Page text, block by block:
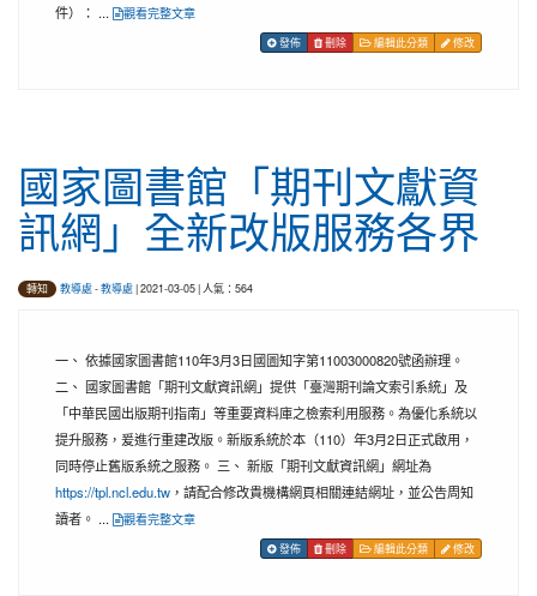
件）： ...
觀看完整文章
發佈 刪除 編輯此分類 修改
國家圖書館「期刊文獻資
訊網」全新改版服務各界
轉知 教導處-教導處| 2021-03-05 | 人氣：564
一、 依據國家圖書館110年3月3日國圖知字第11003000820號函辦理。
二、 國家圖書館「期刊文獻資訊網」提供「臺灣期刊論文索引系統」及
「中華民國出版期刊指南」等重要資料庫之檢索利用服務。為優化系統以
提升服務，爰進行重建改版。新版系統於本（110）年3月2日正式啟用，
同時停止舊版系統之服務。 三、 新版「期刊文獻資訊網」網址為
https://tpl.ncl.edu.tw ，請配合修改貴機構網頁相關連結網址，並公告周知
讀者。 ...
觀看完整文章
發佈 刪除 編輯此分類 修改